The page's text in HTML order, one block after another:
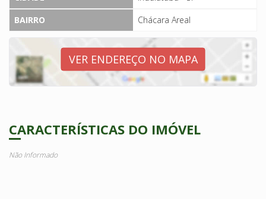
BAIRRO
Chácara Areal
VER ENDEREÇO NO MAPA
CARACTERÍSTICAS DO IMÓVEL
Não Informado